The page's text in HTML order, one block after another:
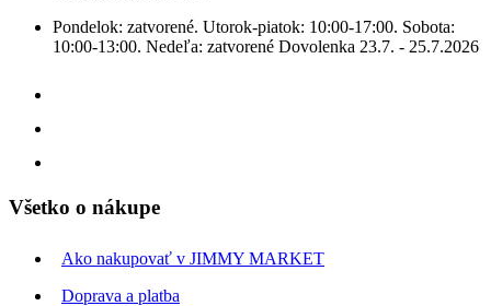
Pondelok: zatvorené. Utorok-piatok: 10:00-17:00. Sobota:
10:00-13:00. Nedeľa: zatvorené Dovolenka 23.7. - 25.7.2026
Všetko o nákupe
Ako nakupovať v JIMMY MARKET
Doprava a platba